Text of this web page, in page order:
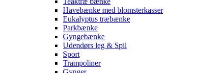
Havebænke med blomsterkasser
Eukalyptus træbænke
Parkbænke
Gyngebænke
Udendørs leg & Spil
Sport
Trampoliner